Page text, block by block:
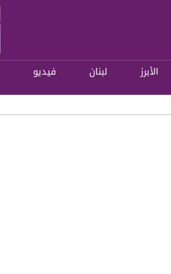
الأبرز لبنان فيديو